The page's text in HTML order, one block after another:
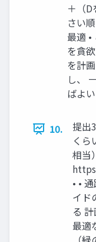
＋（
さい
最適
を貪
を計
し、
ばよ
10.
提出
くら
相当
• •
イド
る
最適